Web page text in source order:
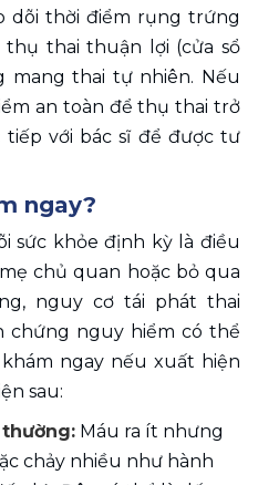
dõi thời điểm rụng trứng
thai thuận lợi (cửa sổ
mang thai tự nhiên. Nếu
an toàn để thụ thai trở
tiếp với bác sĩ để được tư
ngay?
sức khỏe định kỳ là điều
chủ quan hoặc bỏ qua
nguy cơ tái phát thai
chứng nguy hiểm có thể
khám ngay nếu xuất hiện
sau:
thường: Máu ra ít nhưng
chảy nhiều như hành